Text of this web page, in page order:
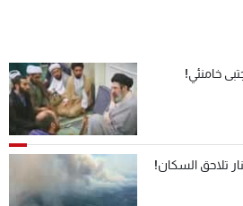
خامنئي!
تلاحق السكان!
شروط الإسـتخدام
سياسة الخصوصية